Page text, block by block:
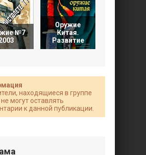
№7
Оружие
Китая.
Развитие
находящиеся в группе
не могут оставлять
к данной публикации.